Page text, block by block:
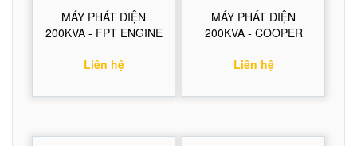
MÁY PHÁT ĐIỆN
200KVA - FPT ENGINE
Liên hệ
MÁY PHÁT ĐIỆN
200KVA - COOPER
Liên hệ